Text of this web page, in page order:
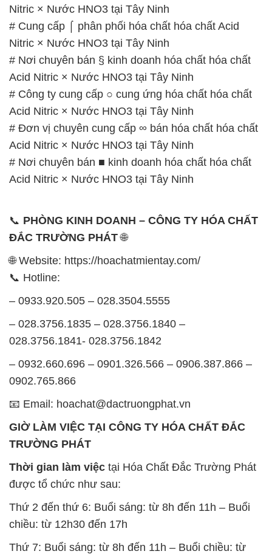
Nitric × Nước HNO3 tại Tây Ninh
# Cung cấp ⌠ phân phối hóa chất hóa chất Acid
Nitric × Nước HNO3 tại Tây Ninh
# Nơi chuyên bán § kinh doanh hóa chất hóa chất
Acid Nitric × Nước HNO3 tại Tây Ninh
# Công ty cung cấp ○ cung ứng hóa chất hóa chất
Acid Nitric × Nước HNO3 tại Tây Ninh
# Đơn vị chuyên cung cấp ∞ bán hóa chất hóa chất
Acid Nitric × Nước HNO3 tại Tây Ninh
# Nơi chuyên bán ■ kinh doanh hóa chất hóa chất
Acid Nitric × Nước HNO3 tại Tây Ninh
📞 PHÒNG KINH DOANH – CÔNG TY HÓA CHẤT
ĐẮC TRƯỜNG PHÁT🌐
🌐 Website: https://hoachatmientay.com/
📞 Hotline:
– 0933.920.505 – 028.3504.5555
– 028.3756.1835 – 028.3756.1840 –
028.3756.1841- 028.3756.1842
– 0932.660.696 – 0901.326.566 – 0906.387.866 –
0902.765.866
📧 Email: hoachat@dactruongphat.vn
GIỜ LÀM VIỆC TẠI CÔNG TY HÓA CHẤT ĐẮC
TRƯỜNG PHÁT
Thời gian làm việc tại Hóa Chất Đắc Trường Phát
được tổ chức như sau:
Thứ 2 đến thứ 6: Buổi sáng: từ 8h đến 11h – Buổi
chiều: từ 12h30 đến 17h
Thứ 7: Buổi sáng: từ 8h đến 11h – Buổi chiều: từ